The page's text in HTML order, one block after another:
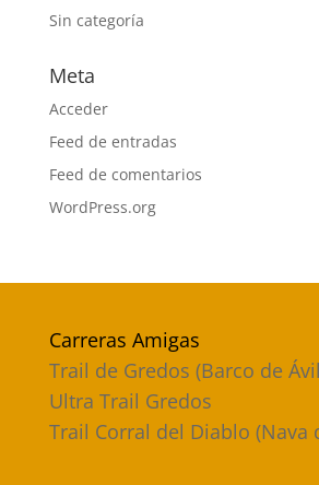
Sin categoría
Meta
Acceder
Feed de entradas
Feed de comentarios
WordPress.org
Carreras Amigas
Trail de Gredos (Barco de
Ultra Trail Gredos
Trail Corral del Diablo (Nava